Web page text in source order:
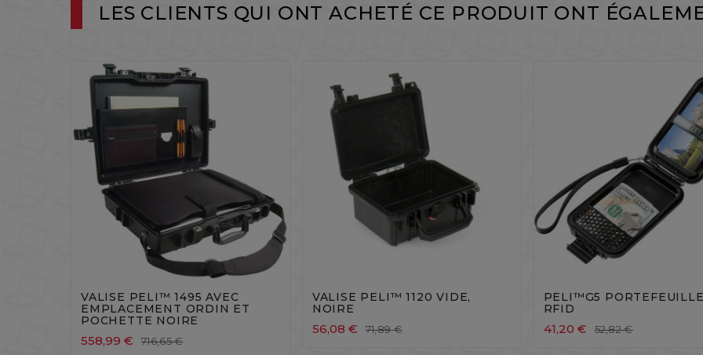
LES CLIENTS QUI ONT ACHETÉ CE PRODUIT ONT
  
VALISE PELI™ 1495 AVEC
EMPLACEMENT ORDIN ET
POCHETTE NOIRE
558,99 € 716,65 €
VALISE PELI™ 1120 VIDE,
NOIRE
56,08 € 71,89 €
 
PELI™G5
RFID
41,20 € 52,82 €